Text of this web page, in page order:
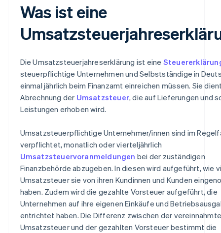
Was ist eine
Die Umsatzsteuerjahreserklärung ist eine
steuerpflichtige Unternehmen und Selbstständige in
einmal jährlich beim Finanzamt einreichen müssen. Sie
Abrechnung der Umsatzsteuer, die auf Lieferungen und
Leistungen erhoben wird.
Umsatzsteuerpflichtige Unternehmer/innen sind im
verpflichtet, monatlich oder vierteljährlich
Umsatzsteuervoranmeldungen bei der zuständigen
Finanzbehörde abzugeben. In diesen wird aufgeführt, wie
Umsatzsteuer sie von ihren Kundinnen und Kunden
haben. Zudem wird die gezahlte Vorsteuer aufgeführt, die
Unternehmen auf ihre eigenen Einkäufe und
entrichtet haben. Die Differenz zwischen der
Umsatzsteuer und der gezahlten Vorsteuer bestimmt die